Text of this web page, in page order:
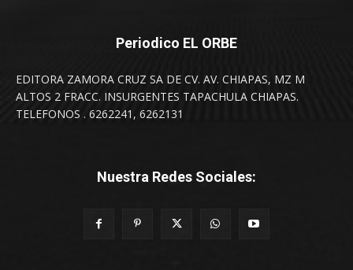
Periodico EL ORBE
EDITORA ZAMORA CRUZ SA DE CV. AV. CHIAPAS, MZ M
ALTOS 2 FRACC. INSURGENTES TAPACHULA CHIAPAS.
TELEFONOS . 6262241, 6262131
Nuestra Redes Sociales: